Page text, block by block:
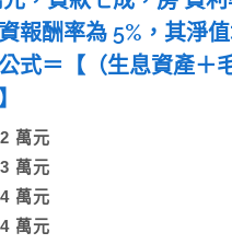
報酬率為 5%，其淨
式＝【（生息資產＋
】
萬元
萬元
萬元
萬元